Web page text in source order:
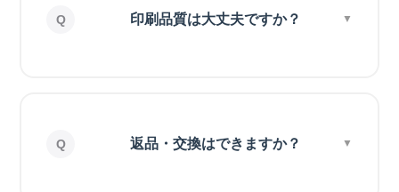
印刷品質は大丈夫ですか？
返品・交換はできますか？